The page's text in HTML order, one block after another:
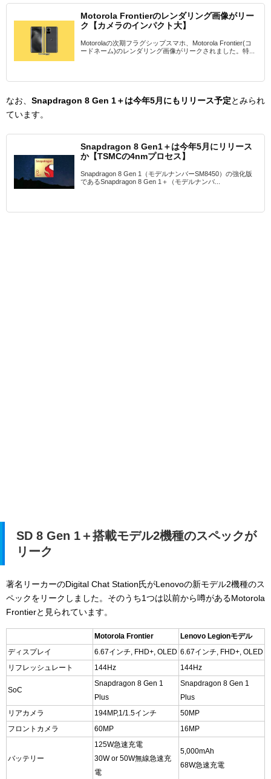
Motorola Frontierのレンダリング画像がリー
ク【カメラのインパクト大】
Motorolaの次期フラグシップスマホ、Motorola Frontier(コ
ードネーム)のレンダリング画像がリークされました。特...
なお、 Snapdragon 8 Gen 1＋は今年5月にもリリース予定とみられ
ています。
Snapdragon 8 Gen1＋は今年5月にリリース
か【TSMCの4nmプロセス】
Snapdragon 8 Gen 1（モデルナンバーSM8450）の強化版
であるSnapdragon 8 Gen 1＋（モデルナンバ...
SD 8 Gen 1＋搭載モデル2機種のスペックが
リーク
著名リーカーのDigital Chat Station氏がLenovoの新モデル2機種のス
ペックをリークしました。そのうち1つは以前から噂があるMotorola
Frontierと見られています。
Motorola Frontier
Lenovo Legionモデル
ディスプレイ
6.67インチ, FHD+, OLED 6.67インチ, FHD+, OLED
リフレッシュレート
144Hz 144Hz
SoC
Snapdragon 8 Gen 1
Plus
Snapdragon 8 Gen 1
Plus
リアカメラ
194MP,1/1.5インチ
50MP
フロントカメラ
60MP 16MP
バッテリー
125W急速充電
30W or 50W無線急速充
電
5,000mAh
68W急速充電